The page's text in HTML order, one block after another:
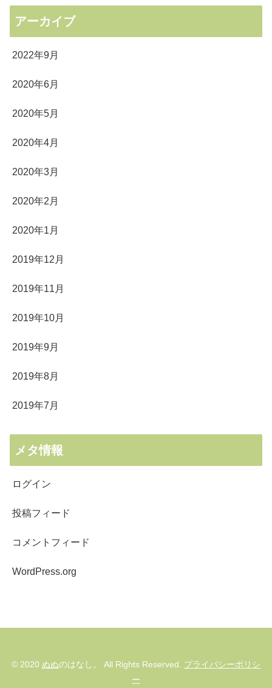
アーカイブ
2022年9月
2020年6月
2020年5月
2020年4月
2020年3月
2020年2月
2020年1月
2019年12月
2019年11月
2019年10月
2019年9月
2019年8月
2019年7月
メタ情報
ログイン
投稿フィード
コメントフィード
WordPress.org
© 2020 ぬぬのはなし。 All Rights Reserved. プライバシーポリシ
ー